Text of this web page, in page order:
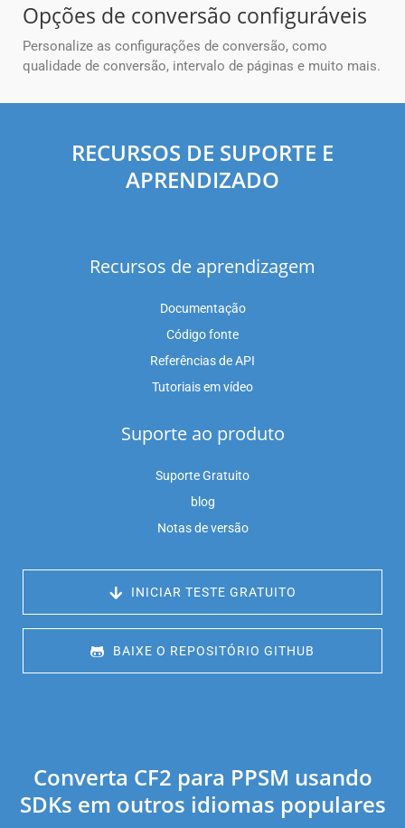
Opções de conversão configuráveis
Personalize as configurações de conversão, como
qualidade de conversão, intervalo de páginas e muito mais.
RECURSOS DE SUPORTE E
APRENDIZADO
Recursos de aprendizagem
Documentação
Código fonte
Referências de API
Tutoriais em vídeo
Suporte ao produto
Suporte Gratuito
blog
Notas de versão
INICIAR TESTE GRATUITO
BAIXE O REPOSITÓRIO GITHUB
Converta CF2 para PPSM usando
SDKs em outros idiomas populares